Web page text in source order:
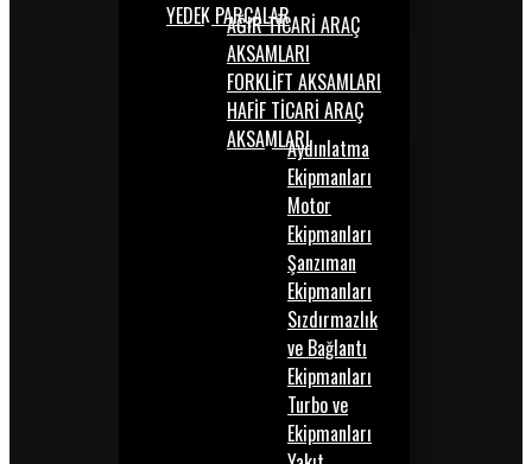
YEDEK PARÇALARAĞIR TİCARİ ARAÇ
AKSAMLARI
FORKLİFT AKSAMLARI
HAFİF TİCARİ ARAÇ
AKSAMLARIAydınlatma
Ekipmanları
Motor
Ekipmanları
Şanzıman
Ekipmanları
Sızdırmazlık
ve Bağlantı
Ekipmanları
Turbo ve
Ekipmanları